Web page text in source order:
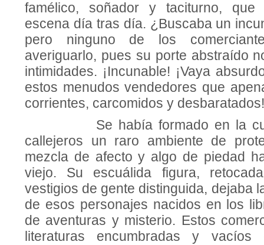
famé­lico, soñador y taciturno,
escena día tras día. ¿Buscaba un
pero ninguno de los
averiguarlo, pues su porte abstraído
intimidades. ¡Incunable! ¡Vaya
estos me­nudos vendedores que
corrientes, carcomidos y desbaratados!
Se había formado en la
callejeros un raro ambiente de
mezcla de afecto y algo de piedad
viejo. Su escuálida figura,
vestigios de gente distinguida, dejaba
de esos personajes nacidos en los
de aven­turas y misterio. Estos
literaturas encumbradas y vacíos